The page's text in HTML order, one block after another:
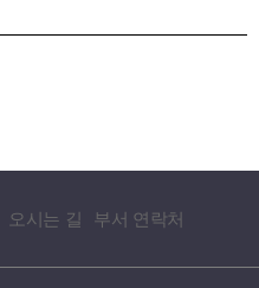
오시는 길 부서 연락처